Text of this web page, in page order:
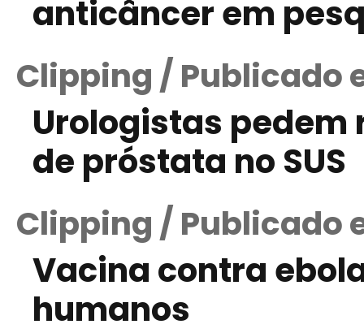
anticâncer em
Clipping / Publicado
Urologistas
de próstata no SUS
Clipping / Publicado
Vacina contra
humanos